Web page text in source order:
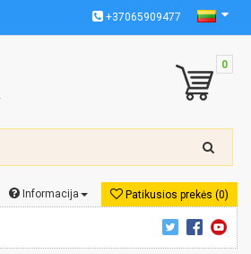
+37065909477
0
Patikusios prekės (0)
Informacija